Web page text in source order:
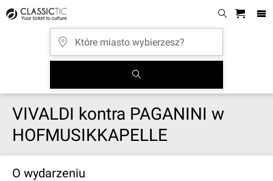
VIVALDI kontra PAGANINI w
HOFMUSIKKAPELLE
O wydarzeniu